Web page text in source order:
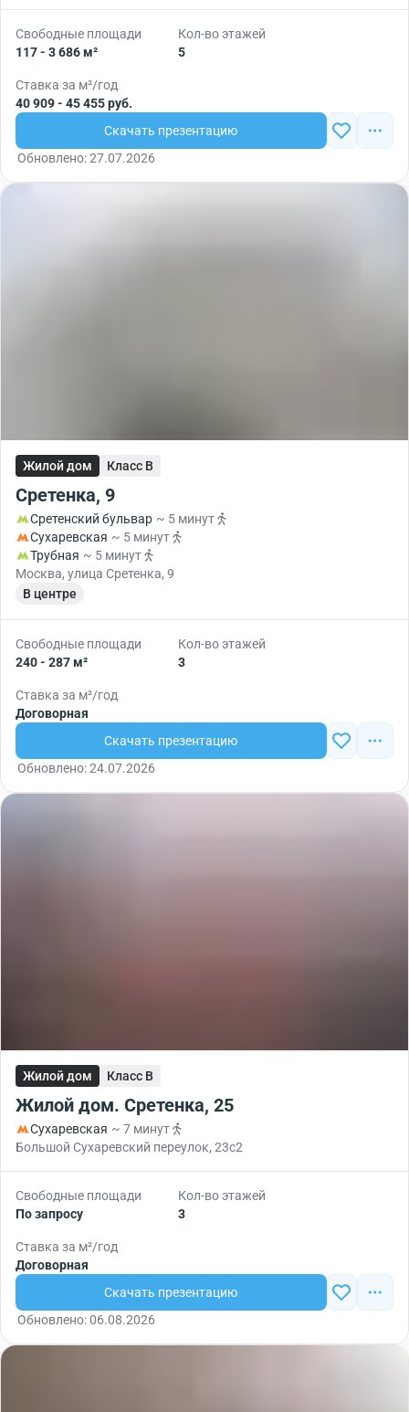
Свободные площади
117 - 3 686 м²
Кол-во этажей
5
Ставка за м²/год
40 909 - 45 455 руб.
Скачать презентацию
Обновлено: 27.07.2026
Жилой дом Класс B
Сретенка, 9
Сретенский бульвар ~ 5 минут
Сухаревская ~ 5 минут
Трубная ~ 5 минут
Москва, улица Сретенка, 9
В центре
Свободные площади
240 - 287 м²
Кол-во этажей
3
Ставка за м²/год
Договорная
Скачать презентацию
Обновлено: 24.07.2026
Жилой дом Класс B
Жилой дом. Сретенка, 25
Сухаревская ~ 7 минут
Большой Сухаревский переулок, 23с2
Свободные площади
По запросу
Кол-во этажей
3
Ставка за м²/год
Договорная
Скачать презентацию
Обновлено: 06.08.2026